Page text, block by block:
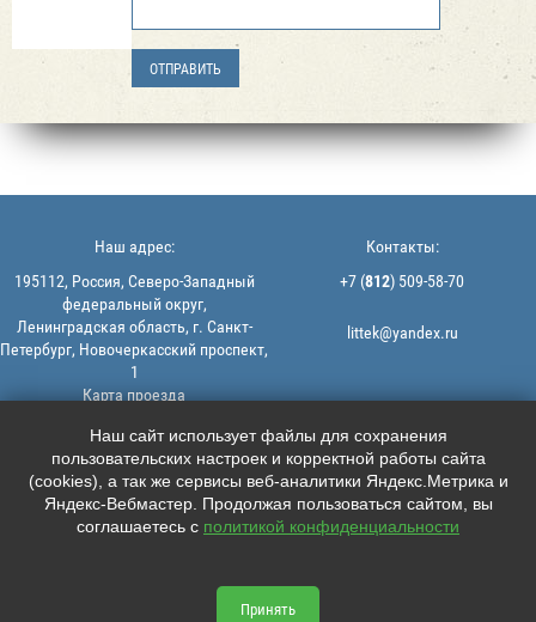
© 2013-2026 | ООО "ЛИТТЕК" -
производство и продажа РТИ
ИНН: 7806523560 | ОГРН:
1147847126162
Политика конфиденциальности |
Пользовательское соглашение
Наш адрес:
195112, Россия, Северо-Западный
федеральный округ,
Ленинградская область, г. Санкт-
Петербург, Новочеркасский проспект,
1
Карта проезда
Контакты:
+7 (812) 509-58-70
littek@yandex.ru
Мы в соцсетях:
    
Наш сайт использует файлы для сохранения
пользовательских настроек и корректной работы сайта
(cookies), а так же сервисы веб-аналитики Яндекс.Метрика и
Яндекс-Вебмастер. Продолжая пользоваться сайтом, вы
соглашаетесь с политикой конфиденциальности
Принять